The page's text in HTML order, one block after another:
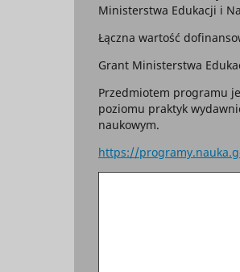
Ministerstwa Edukacji i
Łączna wartość
Grant Ministerstwa
Przedmiotem programu
poziomu praktyk
naukowym.
https://